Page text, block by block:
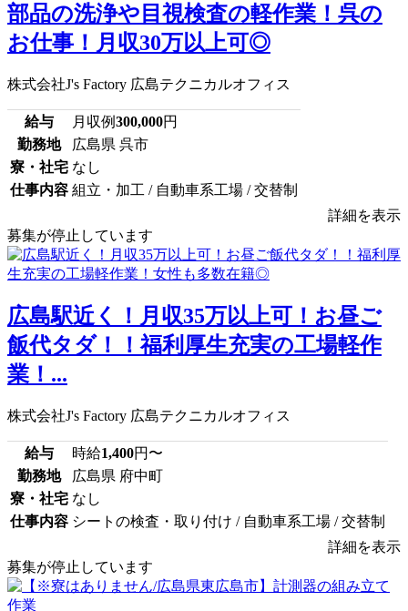
部品の洗浄や目視検査の軽作業！呉の
お仕事！月収30万以上可◎
株式会社J's Factory 広島テクニカルオフィス
給与 月収例300,000円
勤務地
広島県 呉市
寮・社宅 なし
仕事内容 組立・加工 / 自動車系工場 / 交替制
詳細を表示
募集が停止しています
広島駅近く！月収35万以上可！お昼ご
飯代タダ！！福利厚生充実の工場軽作
業！...
株式会社J's Factory 広島テクニカルオフィス
給与 時給1,400円〜
勤務地
広島県 府中町
寮・社宅 なし
仕事内容 シートの検査・取り付け / 自動車系工場 / 交替制
詳細を表示
募集が停止しています